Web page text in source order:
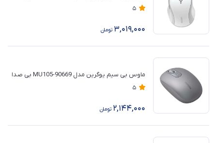
5
3,019,000 تومان
ماوس بی سیم یوگرین مدل 90669-MU105 بی صدا
5
2,144,000 تومان